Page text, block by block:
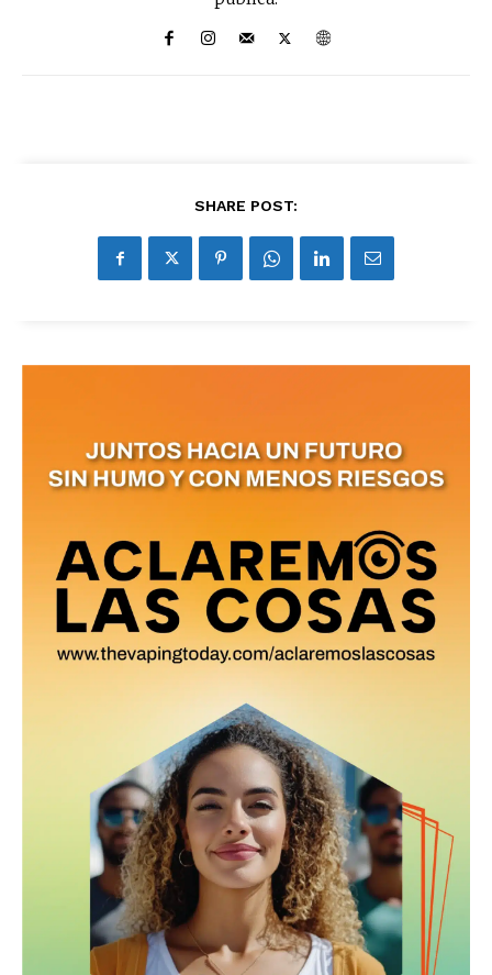
Suscríbete a nuestro boletín diario y
recibe todas las noticias del vapeo y la
electrónico.
Subscribe to our daily clipping and
receive all the news of vaping and
tobacco harm reduction in your email.
SHARE POST: